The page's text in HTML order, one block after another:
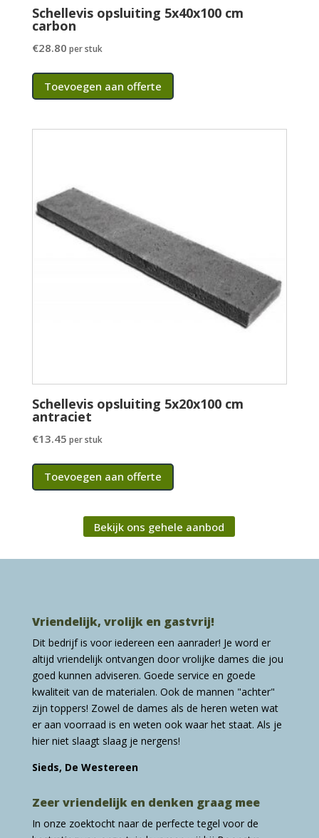
Schellevis opsluiting 5x40x100 cm
carbon
€28.80 per stuk
Toevoegen aan offerte
Schellevis opsluiting 5x20x100 cm
antraciet
€13.45 per stuk
Toevoegen aan offerte
Bekijk ons gehele aanbod
Vriendelijk, vrolijk en gastvrij!
Dit bedrijf is voor iedereen een aanrader! Je word er
altijd vriendelijk ontvangen door vrolijke dames die jou
goed kunnen adviseren. Goede service en goede
kwaliteit van de materialen. Ook de mannen "achter"
zijn toppers! Zowel de dames als de heren weten wat
er aan voorraad is en weten ook waar het staat. Als je
hier niet slaagt slaag je nergens!
Sieds, De Westereen
Zeer vriendelijk en denken graag mee
In onze zoektocht naar de perfecte tegel voor de